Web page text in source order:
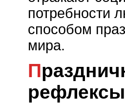
потребности
способом
мира.
Праздничные ритуалы как